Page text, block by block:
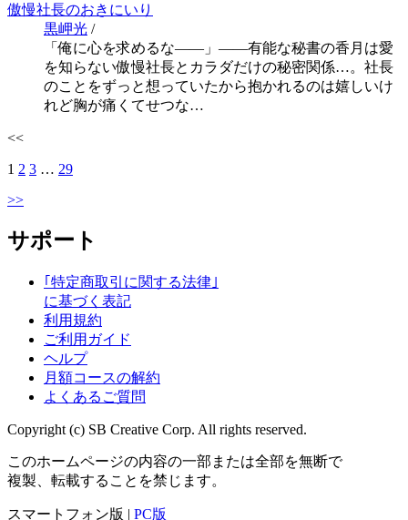
傲慢社長のおきにいり
黒岬光 /
「俺に心を求めるな――」――有能な秘書の香月は愛
を知らない傲慢社長とカラダだけの秘密関係…。社長
のことをずっと想っていたから抱かれるのは嬉しいけ
れど胸が痛くてせつな…
<<
1 2 3 … 29
>>
サポート
｢特定商取引に関する法律｣
に基づく表記
利用規約
ご利用ガイド
ヘルプ
月額コースの解約
よくあるご質問
Copyright (c) SB Creative Corp. All rights reserved.
このホームページの内容の一部または全部を無断で
複製、転載することを禁じます。
スマートフォン版 | PC版